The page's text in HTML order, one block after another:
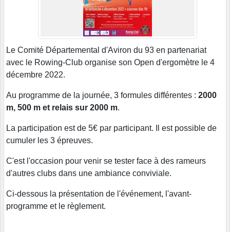
Le Comité Départemental d'Aviron du 93 en partenariat
avec le Rowing-Club organise son Open d'ergomètre le 4
décembre 2022.
Au programme de la journée, 3 formules différentes : 2000
m, 500 m et relais sur 2000 m.
La participation est de 5€ par participant. Il est possible de
cumuler les 3 épreuves.
C'est l'occasion pour venir se tester face à des rameurs
d'autres clubs dans une ambiance conviviale.
Ci-dessous la présentation de l'événement, l'avant-
programme et le règlement.